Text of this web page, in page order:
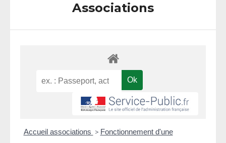
Associations
Accueil associations > Fonctionnement d'une